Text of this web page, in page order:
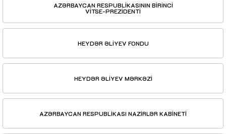
AZƏRBAYCAN RESPUBLİKASININ BİRİNCİ
VİTSE-PREZİDENTİ
HEYDƏR ƏLİYEV FONDU
HEYDƏR ƏLİYEV MƏRKƏZİ
AZƏRBAYCAN RESPUBLİKASI NAZİRLƏR KABİNETİ